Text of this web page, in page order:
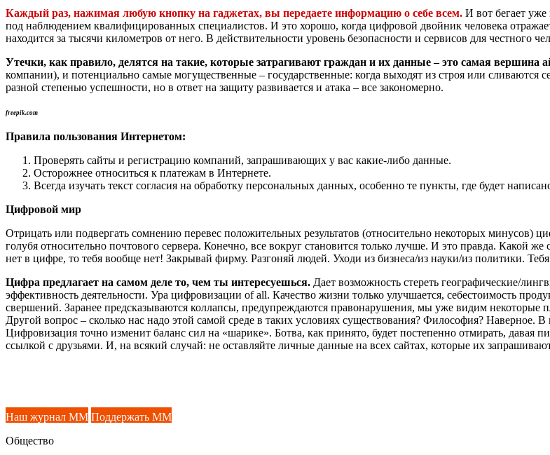
Каждый раз, нажимая любую кнопку на гаджетах, вы передаете информацию о себе всем. И вот бегает
под наблюдением квалифицированных специалистов. И это хорошо, когда цифровой двойник человека
находится за тысячи километров от него. В действительности уровень безопасности и сервисов для честного
Утечки, как правило, делятся на такие, которые затрагивают граждан и их данные – это самая вершина
компании), и потенциально самые могущественные – государственные: когда выходят из строя или
разной степенью успешности, но в ответ на защиту развивается и атака – все закономерно.
freepik.com
Правила пользования Интернетом:
Проверять сайты и регистрацию компаний, запрашивающих у вас какие-либо данные.
Осторожнее относиться к платежам в Интернете.
Всегда изучать текст согласия на обработку персональных данных, особенно те пункты, где будет
Цифровой мир
Отрицать или подвергать сомнению перевес положительных результатов (относительно некоторых минусов)
голубя относительно почтового сервера. Конечно, все вокруг становится только лучше. И это правда. Какой
нет в цифре, то тебя вообще нет! Закрывай фирму. Разгоняй людей. Уходи из бизнеса/из науки/из политики.
Цифра предлагает на самом деле то, чем ты интересуешься. Дает возможность стереть географические/
эффективность деятельности. Ура цифровизации of all. Качество жизни только улучшается, себестоимость
свершений. Заранее предсказываются коллапсы, предупреждаются правонарушения, мы уже видим
Другой вопрос – сколько нас надо этой самой среде в таких условиях существования? Философия? Наверное.
Цифровизация точно изменит баланс сил на «шарике». Ботва, как принято, будет постепенно отмирать, давая
ссылкой с друзьями. И, на всякий случай: не оставляйте личные данные на всех сайтах, которые их
Наш журнал ММ Поддержать ММ
Общество